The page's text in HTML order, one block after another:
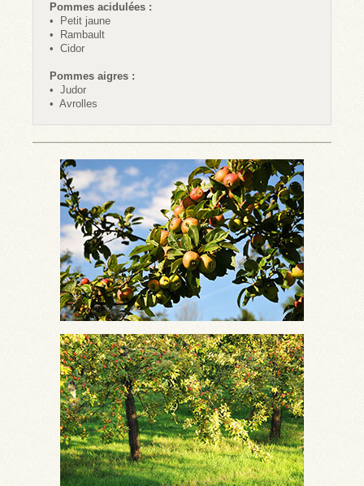
Pommes acidulées :
• Petit jaune
• Rambault
• Cidor
Pommes aigres :
• Judor
• Avrolles